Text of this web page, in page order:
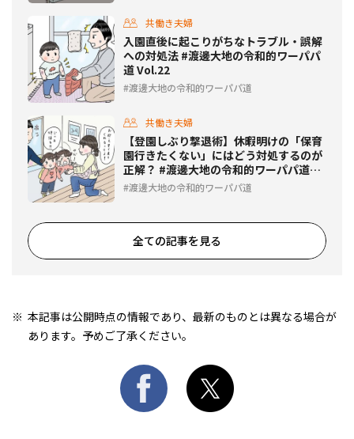
共働き夫婦
入園直後に起こりがちなトラブル・誤解
への対処法 #渡邊大地の令和的ワーパパ
道 Vol.22
渡邊大地の令和的ワーパパ道
共働き夫婦
【登園しぶり撃退術】休暇明けの「保育
園行きたくない」にはどう対処するのが
正解？ #渡邊大地の令和的ワーパパ道
Vol.21
渡邊大地の令和的ワーパパ道
全ての記事を見る
本記事は公開時点の情報であり、最新のものとは異なる場合が
あります。予めご了承ください。